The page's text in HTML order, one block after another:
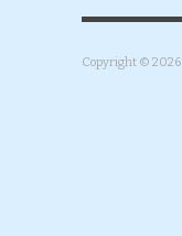
Copyright © 2026